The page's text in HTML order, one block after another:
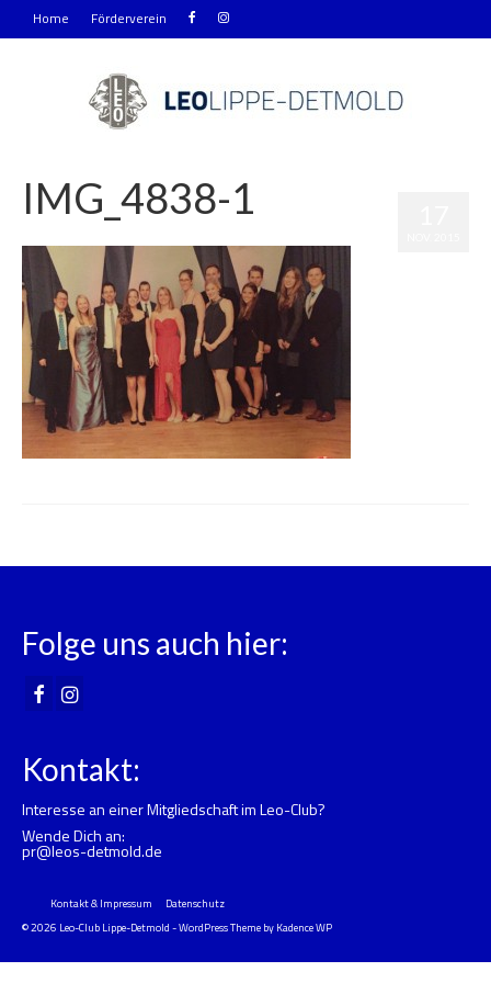
Home Förderverein
IMG_4838-1
Folge uns auch hier:
Kontakt:
Interesse an einer Mitgliedschaft im Leo-Club?
Wende Dich an:
pr@leos-detmold.de
Kontakt & Impressum
Datenschutz
© 2026 Leo-Club Lippe-Detmold - WordPress Theme by Kadence WP